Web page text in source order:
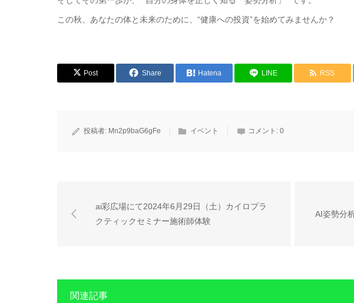
この秋、あなたの体と未来のために、“健康への投資”を始めてみませんか？
Post Share Hatena LINE RSS
投稿者: Mn2p9baG6gFe イベント コメント: 0
ai彩広場にて2024年6月29日（土）カイロプラ
クティックセミナー施術師体験
AI姿勢分
関連記事